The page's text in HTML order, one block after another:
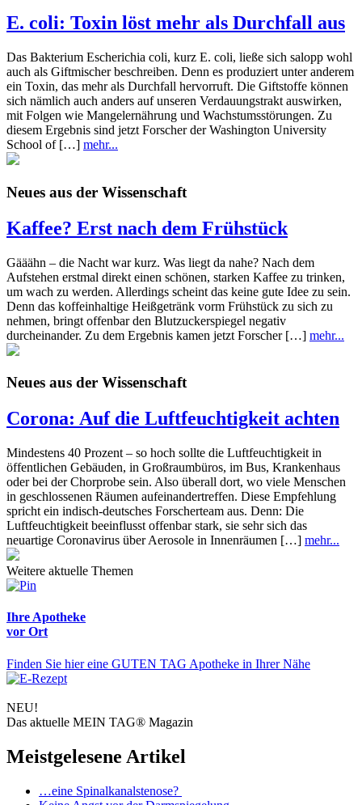
E. coli: Toxin löst mehr als Durchfall aus
Das Bakterium Escherichia coli, kurz E. coli, ließe sich salopp wohl
auch als Giftmischer beschreiben. Denn es produziert unter anderem
ein Toxin, das mehr als Durchfall hervorruft. Die Giftstoffe können
sich nämlich auch anders auf unseren Verdauungstrakt auswirken,
mit Folgen wie Mangelernährung und Wachstumsstörungen. Zu
diesem Ergebnis sind jetzt Forscher der Washington University
School of […] mehr...
Neues aus der Wissenschaft
Kaffee? Erst nach dem Frühstück
Gääähn – die Nacht war kurz. Was liegt da nahe? Nach dem
Aufstehen erstmal direkt einen schönen, starken Kaffee zu trinken,
um wach zu werden. Allerdings scheint das keine gute Idee zu sein.
Denn das koffeinhaltige Heißgetränk vorm Frühstück zu sich zu
nehmen, bringt offenbar den Blutzuckerspiegel negativ
durcheinander. Zu dem Ergebnis kamen jetzt Forscher […] mehr...
Neues aus der Wissenschaft
Corona: Auf die Luftfeuchtigkeit achten
Mindestens 40 Prozent – so hoch sollte die Luftfeuchtigkeit in
öffentlichen Gebäuden, in Großraumbüros, im Bus, Krankenhaus
oder bei der Chorprobe sein. Also überall dort, wo viele Menschen
in geschlossenen Räumen aufeinandertreffen. Diese Empfehlung
spricht ein indisch-deutsches Forscherteam aus. Denn: Die
Luftfeuchtigkeit beeinflusst offenbar stark, sie sehr sich das
neuartige Coronavirus über Aerosole in Innenräumen […] mehr...
Weitere aktuelle Themen
Ihre Apotheke
vor Ort
Finden Sie hier eine GUTEN TAG Apotheke in Ihrer Nähe
NEU!
Das aktuelle MEIN TAG® Magazin
Meistgelesene Artikel
…eine Spinalkanalstenose?